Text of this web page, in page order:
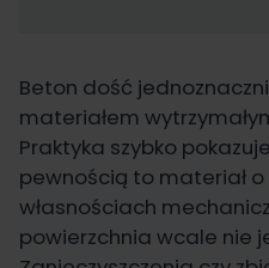
Beton dość
materiałem
Praktyka szybko
pewnością to materiał
własnościach
powierzchnia wcale nie